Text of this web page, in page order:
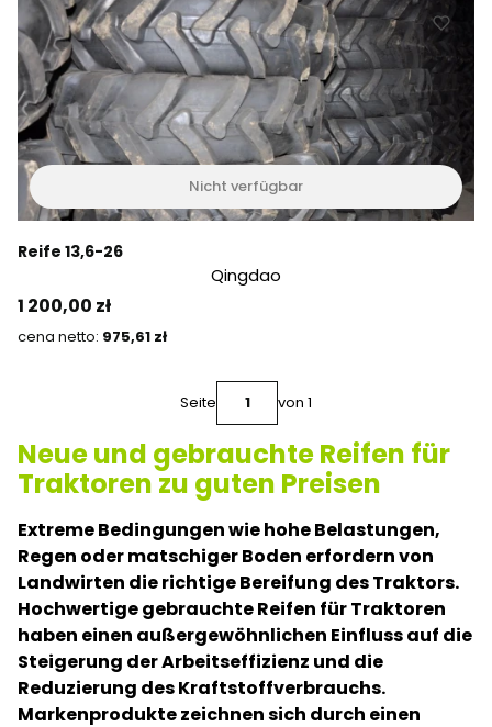
Nicht verfügbar
Reife 13,6-26
Qingdao
Preis
1 200,00 zł
Preis
975,61 zł
Seite von 1
Neue und gebrauchte Reifen für
Traktoren zu guten Preisen
Extreme Bedingungen wie hohe Belastungen,
Regen oder matschiger Boden erfordern von
Landwirten die richtige Bereifung des Traktors.
Hochwertige gebrauchte Reifen für Traktoren
haben einen außergewöhnlichen Einfluss auf die
Steigerung der Arbeitseffizienz und die
Reduzierung des Kraftstoffverbrauchs.
Markenprodukte zeichnen sich durch einen